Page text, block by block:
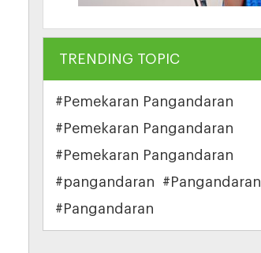
TRENDING TOPIC
#Pemekaran Pangandaran
#Pemekaran Pangandaran
#Pemekaran Pangandaran
#pangandaran
#Pangandaran
#Pangandaran